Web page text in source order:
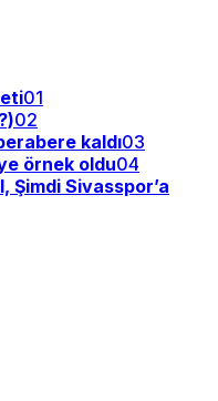
01
02
kaldı03
örnek oldu04
Şimdi Sivasspor’a